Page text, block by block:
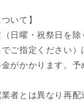
いて】
（日曜・祝祭日を
ご指定ください
がかかります。予
者とは異なり再配